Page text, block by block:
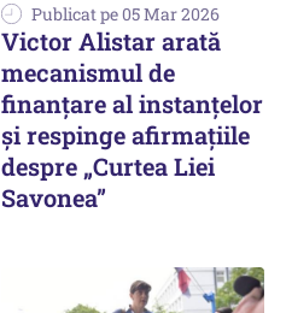
Publicat pe 05 Mar 2026
Victor Alistar arată
mecanismul de
finanțare al instanțelor
și respinge afirmațiile
despre „Curtea Liei
Savonea”